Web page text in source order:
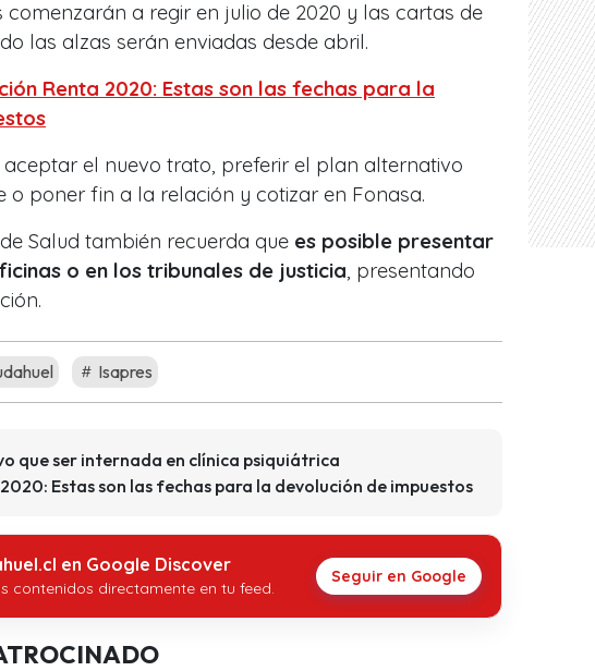
comenzarán a regir en julio de 2020 y las cartas de
las alzas serán enviadas desde abril.
Renta 2020: Estas son las fechas para la
el nuevo trato, preferir el plan alternativo
o poner fin a la relación y cotizar en Fonasa.
Salud también recuerda que es posible presentar
o en los tribunales de justicia , presentando
Isapres
que ser internada en clínica psiquiátrica
Estas son las fechas para la devolución de impuestos
en Google Discover
contenidos directamente en tu feed.
Seguir en Google